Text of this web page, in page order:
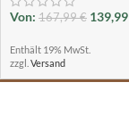
Von: 167,99€ 139,99
Enthält 19% MwSt.
zzgl. Versand